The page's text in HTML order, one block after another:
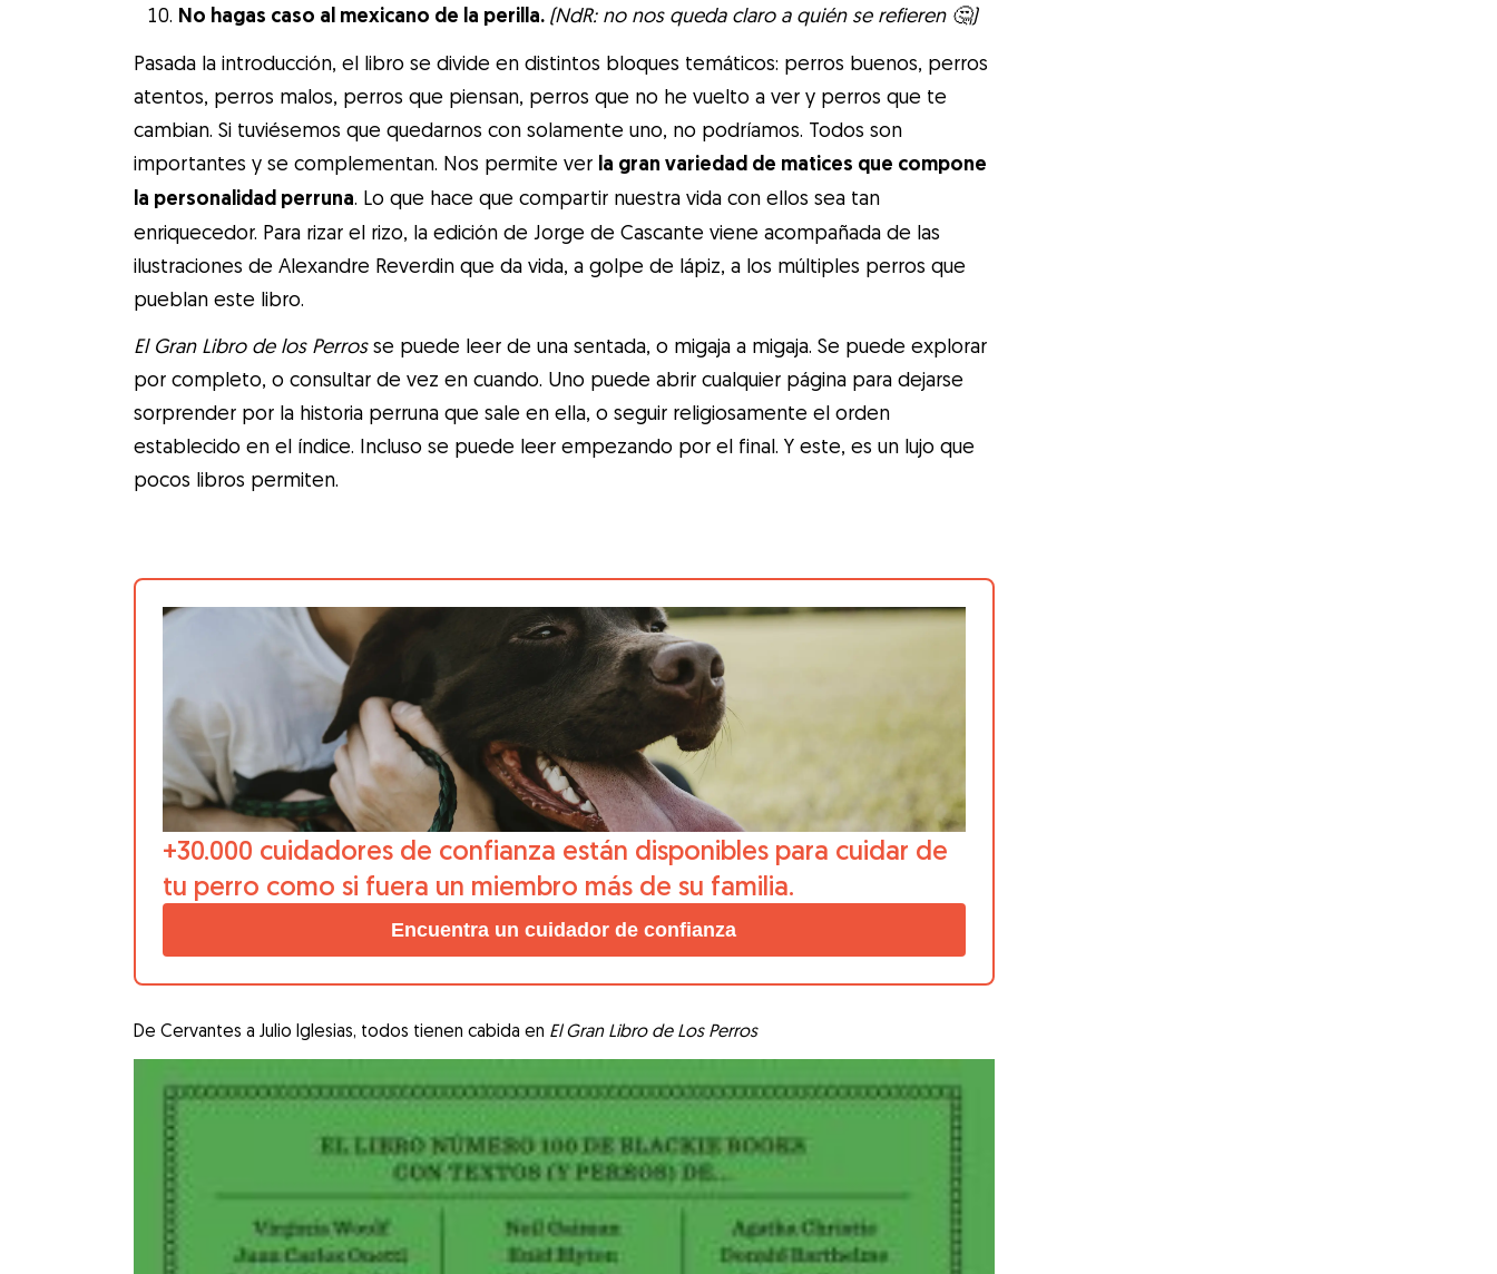
No hagas caso al mexicano de la perilla. (NdR: no nos queda claro a quién se refieren 🤔)
Pasada la introducción, el libro se divide en distintos bloques temáticos: perros buenos, perros
atentos, perros malos, perros que piensan, perros que no he vuelto a ver y perros que te
cambian. Si tuviésemos que quedarnos con solamente uno, no podríamos. Todos son
importantes y se complementan. Nos permite ver la gran variedad de matices que compone
la personalidad perruna. Lo que hace que compartir nuestra vida con ellos sea tan
enriquecedor. Para rizar el rizo, la edición de Jorge de Cascante viene acompañada de las
ilustraciones de Alexandre Reverdin que da vida, a golpe de lápiz, a los múltiples perros que
pueblan este libro.
El Gran Libro de los Perrosse puede leer de una sentada, o migaja a migaja. Se puede explorar
por completo, o consultar de vez en cuando. Uno puede abrir cualquier página para dejarse
sorprender por la historia perruna que sale en ella, o seguir religiosamente el orden
establecido en el índice. Incluso se puede leer empezando por el final. Y este, es un lujo que
pocos libros permiten.
+30.000 cuidadores de confianza están disponibles para cuidar de
tu perro como si fuera un miembro más de su familia.
Encuentra un cuidador de confianza
De Cervantes a Julio Iglesias, todos tienen cabida en El Gran Libro de Los Perros